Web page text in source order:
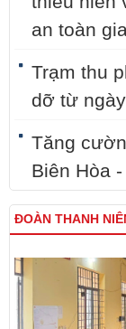
an toàn
Trạm thu
dỡ từ
Tăng
Biên Hòa
ĐOÀN THANH